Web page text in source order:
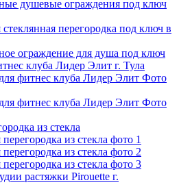
душевые ограждения под ключ
перегородка под ключ в
ограждение для душа под ключ
клуба Лидер Элит г. Тула
фитнес клуба Лидер Элит Фото
фитнес клуба Лидер Элит Фото
из стекла
из стекла фото 1
из стекла фото 2
из стекла фото 3
растяжки Pirouette г.